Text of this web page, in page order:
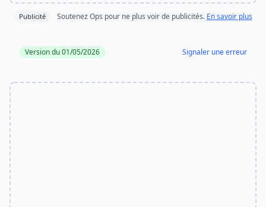
Publicité Soutenez Ops pour ne plus voir de publicités. En savoir plus
Version du 01/05/2026 Signaler une erreur